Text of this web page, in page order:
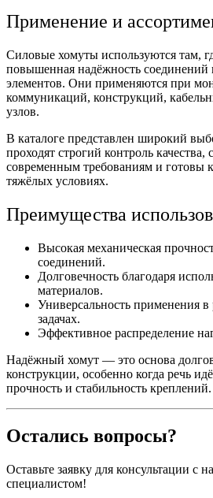
Применение и
Силовые хомуты используются там,
повышенная надёжность соединений
элементов. Они применяются при
коммуникаций, конструкций,
узлов.
В каталоге представлен широкий
проходят строгий контроль качества,
современным требованиям и готовы
тяжёлых условиях.
Преимущества
Высокая механическая
соединений.
Долговечность благодаря
материалов.
Универсальность применения
задачах.
Эффективное распределение
Надёжный хомут — это основа
конструкции, особенно когда речь
прочность и стабильность креплений.
Остались вопросы?
Оставьте заявку для консультации с
специалистом!